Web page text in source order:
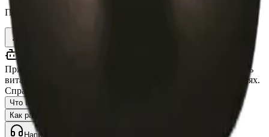
Помощник vitanow.ru
Привет! Я Вита — помощник vitanow.ru 👋 Помогу выбрать
витамины и добавки, отвечу на вопросы о доставке и акциях.
Спрашивайте!
Что посоветуете для иммунитета?
Как работает доставка?
Написать оператору